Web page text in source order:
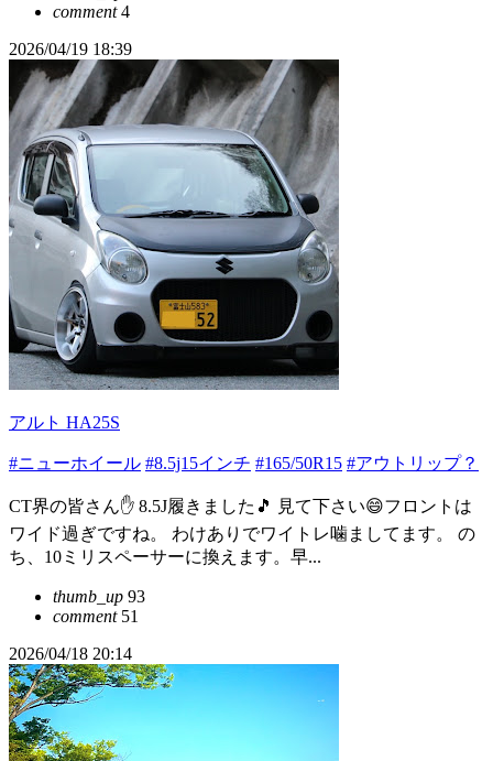
comment4
2026/04/19 18:39
アルト HA25S
#ニューホイール #8.5j15インチ #165/50R15 #アウトリップ？
CT界の皆さん✋ 8.5J履きました🎵 見て下さい😄フロントは
ワイド過ぎですね。 わけありでワイトレ噛ましてます。 の
ち、10ミリスペーサーに換えます。早...
thumb_up 93
comment51
2026/04/18 20:14